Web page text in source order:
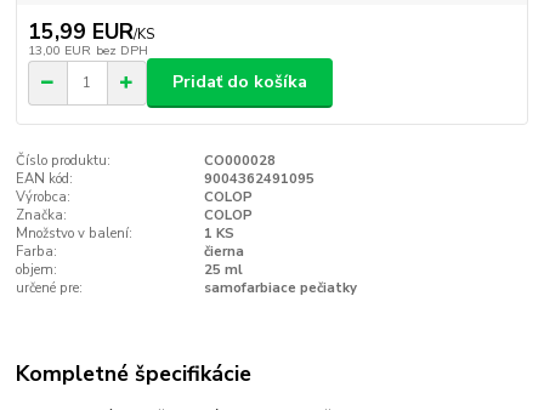
15,99 EUR/KS
13,00 EUR bez DPH
Pridať do košíka
Číslo produktu:
CO000028
EAN kód:
9004362491095
Výrobca:
COLOP
Značka:
COLOP
Množstvo v balení:
1 KS
Farba:
čierna
objem:
25 ml
určené pre:
samofarbiace pečiatky
Kompletné špecifikácie